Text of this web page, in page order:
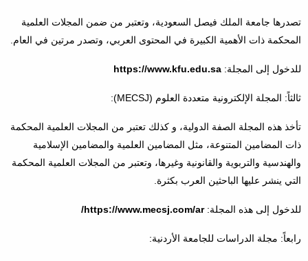
تصدرها جامعة الملك فيصل السعودية، وتعتبر من ضمن المجلات العلمية
المحكمة ذات الأهمية الكبيرة في المحتوى العربي، وتصدر مرتين في العام.
للدخول إلى المجلة: https://www.kfu.edu.sa
ثالثاً: المجلة الإلكترونية متعددة العلوم (MECSJ):
تأخذ هذه المجلة الصفة الدولية، و كذلك تعتبر من المجلات العلمية المحكمة
ذات المضامين المتنوعة، مثل المضامين العلمية والمضامين الإسلامية
والهندسية والتربوية والقانونية وغيرها، وتعتبر من المجلات العلمية المحكمة
التي ينشر عليها الباحثين العرب بكثرة.
للدخول إلى هذه المجلة:https://www.mecsj.com/ar/
رابعاً: مجلة الدراسات للجامعة الأردنية: